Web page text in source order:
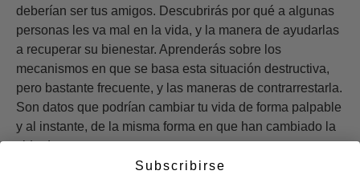
deberían ser tus amigos. Descubrirás por qué a algunas
personas les va mal en la vida, y la manera de ayudarlas
a recuperar su bienestar. Aprenderás sobre los
mecanismos en que se basa esta situación destructiva,
pero bastante frecuente, y las maneras de contrarrestarla.
Son datos que podrían cambiar tu vida de forma palpable
y al instante, de la misma forma en que han cambiado la
vida de otros.
Subscribirse